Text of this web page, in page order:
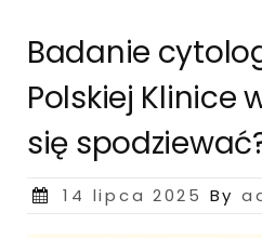
Badanie
Polskiej Klinice
się
Posted
14 lipca 2025 By